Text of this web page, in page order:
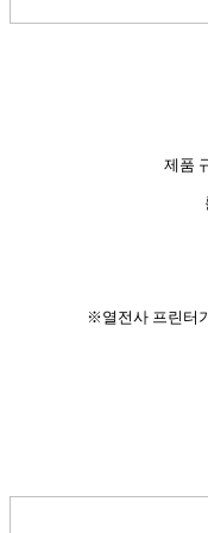
제품
※열전사 프린터